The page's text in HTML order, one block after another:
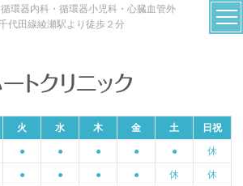
環器内科・循環器小児科・心臓血管外
代田線綾瀬駅より徒歩２分
火 水 木 金 土 日祝
● ● ● ● ● 休
● ● ● ● 休 休